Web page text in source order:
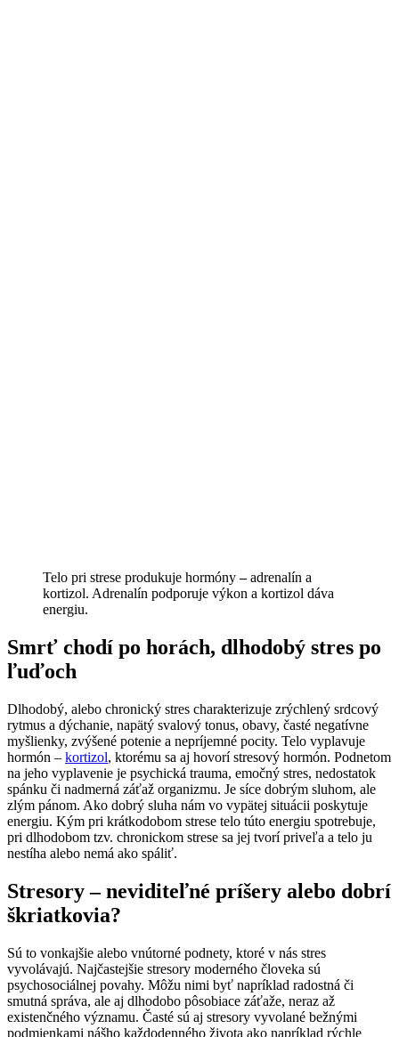
Telo pri strese produkuje hormóny–adrenalín a
kortizol. Adrenalín podporuje výkon a kortizol dáva
energiu.
Smrť chodí po horách, dlhodobý stres po
ľuďoch
Dlhodobý, alebo chronický stres charakterizuje zrýchlený srdcový
rytmus a dýchanie, napätý svalový tonus, obavy, časté negatívne
myšlienky, zvýšené potenie a nepríjemné pocity. Telo vyplavuje
hormón – kortizol, ktorému sa aj hovorí stresový hormón. Podnetom
na jeho vyplavenie je psychická trauma, emočný stres, nedostatok
spánku či nadmerná záťaž organizmu. Je síce dobrým sluhom, ale
zlým pánom. Ako dobrý sluha nám vo vypätej situácii poskytuje
energiu. Kým pri krátkodobom strese telo túto energiu spotrebuje,
pri dlhodobom tzv. chronickom strese sa jej tvorí priveľa a telo ju
nestíha alebo nemá ako spáliť.
Stresory – neviditeľné príšery alebo dobrí
škriatkovia?
Sú to vonkajšie alebo vnútorné podnety, ktoré v nás stres
vyvolávajú. Najčastejšie stresory moderného človeka sú
psychosociálnej povahy. Môžu nimi byť napríklad radostná či
smutná správa, ale aj dlhodobo pôsobiace záťaže, neraz až
existenčného významu. Časté sú aj stresory vyvolané bežnými
podmienkami nášho každodenného života ako napríklad rýchle